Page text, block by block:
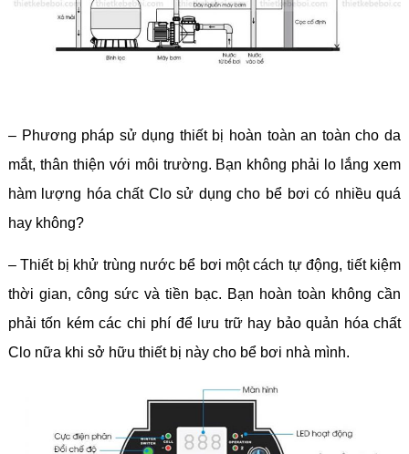
– Phương pháp sử dụng thiết bị hoàn toàn an toàn cho da
mắt, thân thiện với môi trường. Bạn không phải lo lắng xem
hàm lượng hóa chất Clo sử dụng cho bể bơi có nhiều quá
hay không?
– Thiết bị khử trùng nước bể bơi một cách tự động, tiết kiệm
thời gian, công sức và tiền bạc. Bạn hoàn toàn không cần
phải tốn kém các chi phí để lưu trữ hay bảo quản hóa chất
Clo nữa khi sở hữu thiết bị này cho bể bơi nhà mình.